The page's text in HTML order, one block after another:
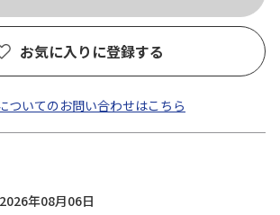
お気に入りに登録する
ついてのお問い合わせはこちら
年08月06日